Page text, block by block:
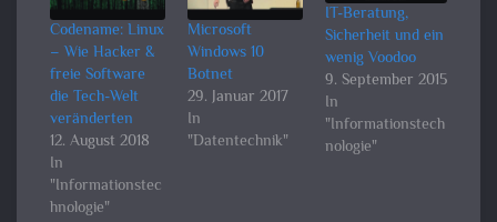
Codename: Linux
– Wie Hacker &
freie Software
die Tech-Welt
veränderten
12. August 2018
In
"Informationstec
hnologie"
Microsoft
Windows 10
Botnet
29. Januar 2017
In
"Datentechnik"
IT-Beratung,
Sicherheit und ein
wenig Voodoo
9. September 2015
In
"Informationstech
nologie"